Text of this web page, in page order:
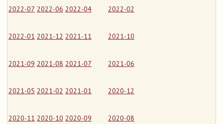
2022-07 2022-06 2022-04 2022-02
2022-01 2021-12 2021-11 2021-10
2021-09 2021-08 2021-07 2021-06
2021-05 2021-02 2021-01 2020-12
2020-11 2020-10 2020-09 2020-08